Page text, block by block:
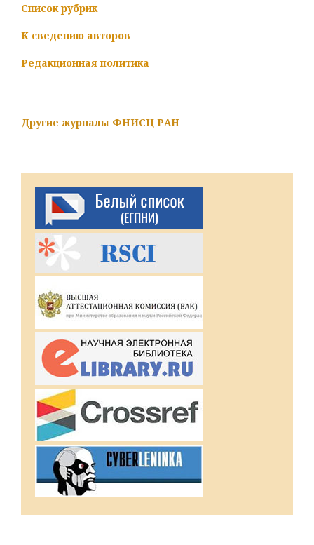
Список рубрик
К сведению авторов
Редакционная политика
Другие журналы ФНИСЦ РАН